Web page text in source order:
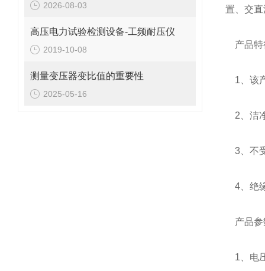
2026-08-03
高压电力试验检测设备-工频耐压仪
2019-10-08
测量变压器变比值的重要性
2025-05-16
置、交
产品特
1、该
2、洁
3、不
4、绝
产品参
1、电